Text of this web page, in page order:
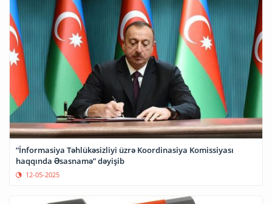
“İnformasiya Təhlükəsizliyi üzrə Koordinasiya Komissiyası
haqqında Əsasnamə” dəyişib
12-05-2025